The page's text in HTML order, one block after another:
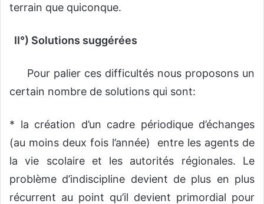
terrain que quiconque.
II°) Solutions suggérées
Pour palier ces difficultés nous proposons un
certain nombre de solutions qui sont:
* la création d’un cadre périodique d’échanges
(au moins deux fois l’année) entre les agents de
la vie scolaire et les autorités régionales. Le
problème d’indiscipline devient de plus en plus
récurrent au point qu’il devient primordial pour